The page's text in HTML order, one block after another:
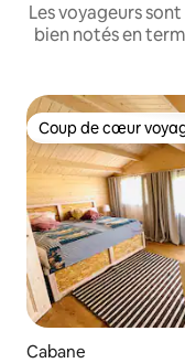
Les voyageurs
bien notés en
Coup de cœur
Coup de cœur
Cabane